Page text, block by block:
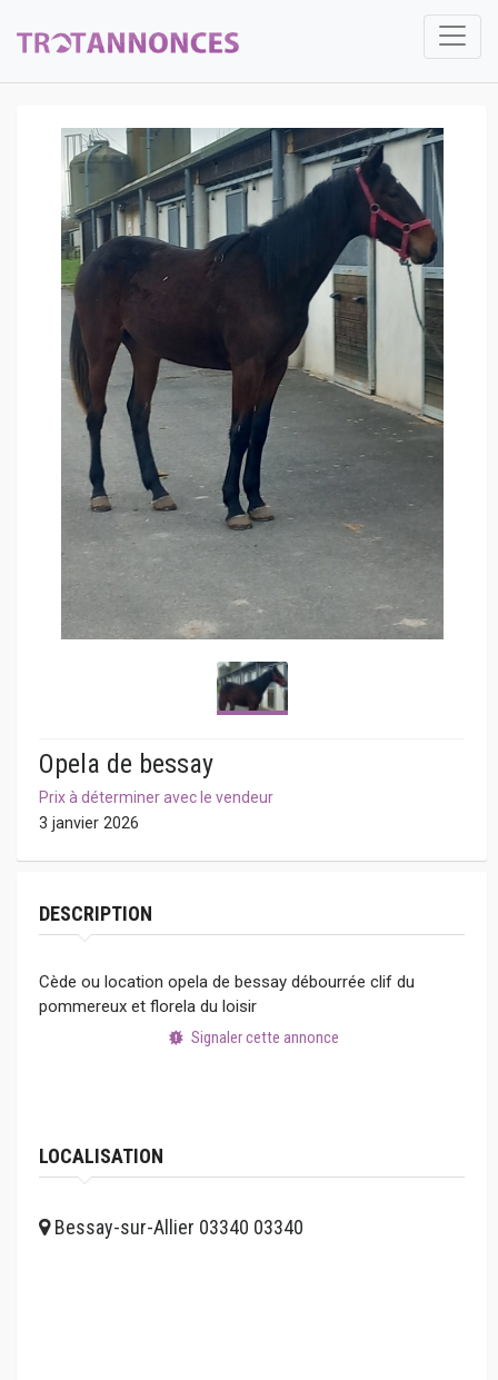
Opela de bessay
Prix à déterminer avec le vendeur
3 janvier 2026
DESCRIPTION
Cède ou location opela de bessay débourrée clif du
pommereux et florela du loisir
Signaler cette annonce
LOCALISATION
Bessay-sur-Allier 03340 03340